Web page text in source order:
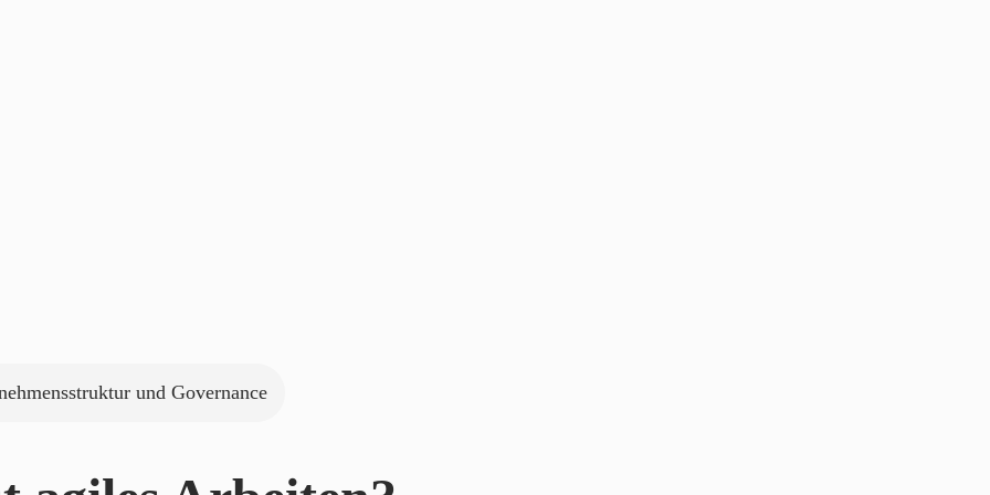
und Governance